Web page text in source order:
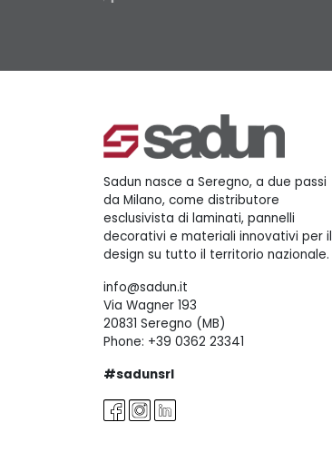
Sadun nasce a Seregno, a due passi
da Milano, come distributore
esclusivista di laminati, pannelli
decorativi e materiali innovativi per il
design su tutto il territorio nazionale.
info@sadun.it
Via Wagner 193
20831 Seregno (MB)
Phone: +39 0362 23341
#sadunsrl